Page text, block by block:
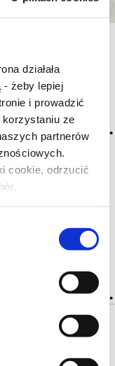
działała
- żeby lepiej
i prowadzić
korzystaniu ze
partnerów
cookie, odrzucić
lat?
petits